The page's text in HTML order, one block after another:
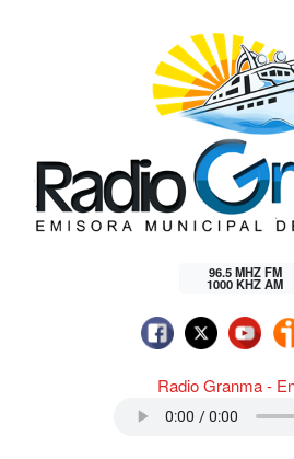
96.5 MHZ FM
1000 KHZ AM
Radio Granma -